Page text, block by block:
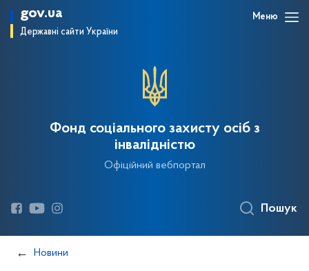
gov.ua
Державні сайти України
Меню
Фонд соціального захисту осіб з
інвалідністю
Офіційний вебпортал
Пошук
Новини